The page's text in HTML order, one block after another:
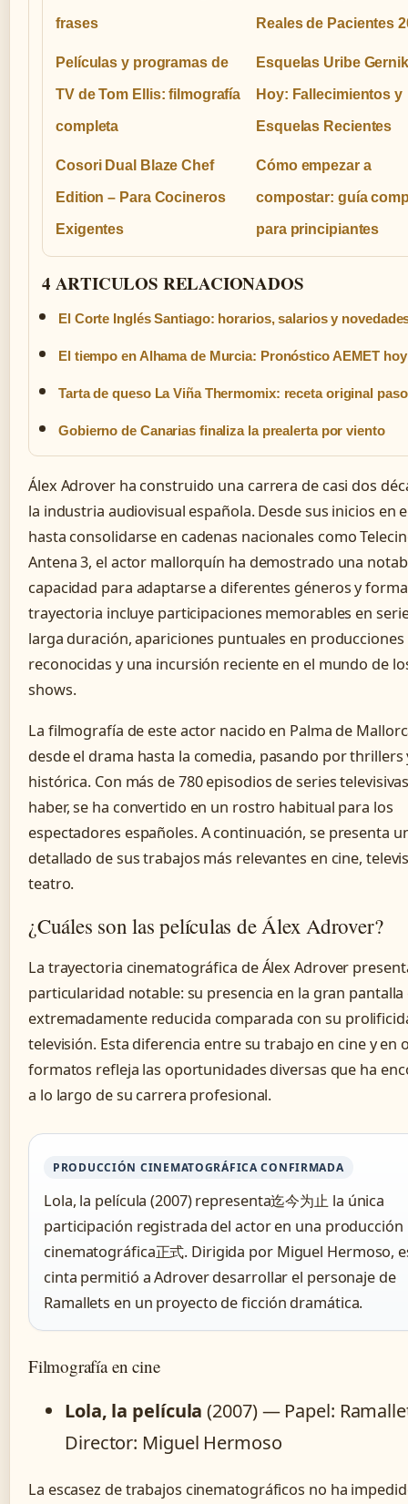
frases Reales de Pacientes
Películas y programas de
TV de Tom Ellis: filmografía
completa
Esquelas Uribe
Hoy: Fallecimientos y
Esquelas Recientes
Cosori Dual Blaze Chef
Edition – Para Cocineros
Exigentes
Cómo empezar a
compostar: guía
para principiantes
4 ARTICULOS RELACIONADOS
El Corte Inglés Santiago: horarios, salarios y
El tiempo en Alhama de Murcia: Pronóstico AEMET hoy
Tarta de queso La Viña Thermomix: receta original
Gobierno de Canarias finaliza la prealerta por viento
Álex Adrover ha construido una carrera de casi dos
la industria audiovisual española. Desde sus inicios en
hasta consolidarse en cadenas nacionales como
Antena 3, el actor mallorquín ha demostrado una
capacidad para adaptarse a diferentes géneros y
trayectoria incluye participaciones memorables en
larga duración, apariciones puntuales en producciones
reconocidas y una incursión reciente en el mundo de
shows.
La filmografía de este actor nacido en Palma de
desde el drama hasta la comedia, pasando por thrillers
histórica. Con más de 780 episodios de series
haber, se ha convertido en un rostro habitual para los
espectadores españoles. A continuación, se presenta
detallado de sus trabajos más relevantes en cine,
teatro.
¿Cuáles son las películas de Álex Adrover?
La trayectoria cinematográfica de Álex Adrover
particularidad notable: su presencia en la gran pantalla
extremadamente reducida comparada con su
televisión. Esta diferencia entre su trabajo en cine y en
formatos refleja las oportunidades diversas que ha
a lo largo de su carrera profesional.
PRODUCCIÓN CINEMATOGRÁFICA CONFIRMADA
Lola, la película (2007) representa迄今为止 la única
participación registrada del actor en una producción
cinematográfica正式. Dirigida por Miguel Hermoso,
cinta permitió a Adrover desarrollar el personaje de
Ramallets en un proyecto de ficción dramática.
Filmografía en cine
Lola, la película (2007) — Papel:
Director: Miguel Hermoso
La escasez de trabajos cinematográficos no ha